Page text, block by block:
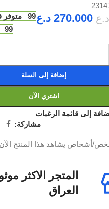
د.ع 270.000 د.ع99 متوفر في المخزون
99 متوفر في المخزون
إضافة إلى السلة
اشتري الآن
إلى قائمة الرغبات
مشاركة:
أشخاص يشاهد هذا المنتج
المتجر الاكثر
العراق